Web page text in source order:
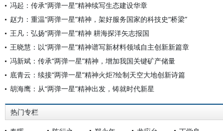
冯起：传承“两弹一星”精神续写生态建设华章
赵力：重温“两弹一星”精神，架好服务国家的科技史“桥梁”
王凡：弘扬“两弹一星”精神 耕海探洋矢志报国
王晓慧：以“两弹一星”精神谱写新材料领域自主创新新篇章
冯新斌：传承“两弹一星”精神，增加我国关键矿产储量
底青云：续接“两弹一星”精神火炬?绘制天空大地创新诗篇
胡海鹰：从“两弹一星”精神出发，铸就时代新星
热门专栏